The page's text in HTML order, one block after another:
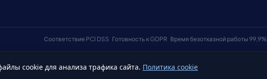
Соответствие PCI DSS Готовность к GDPR Время безотказной работы 99,9%
HotelSync. Все права защищены.
cookie для анализа трафика сайта. Политика cookie